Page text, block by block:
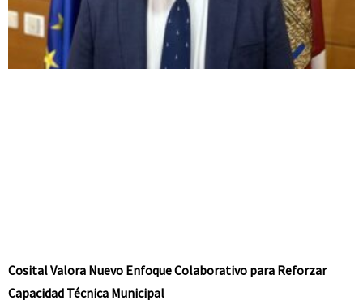
Cosital Valora Nuevo Enfoque Colaborativo para Reforzar
Capacidad Técnica Municipal